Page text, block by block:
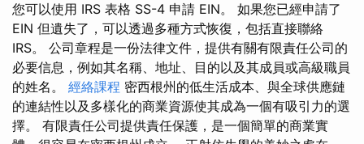
您可以使用 IRS 表格 SS-4 申請 EIN。 如果您已經申請了
EIN 但遺失了，可以透過多種方式恢復，包括直接聯絡
IRS。 公司章程是一份法律文件，提供有關有限責任公司的
必要信息，例如其名稱、地址、目的以及其成員或高級職員
的姓名。 經絡課程 密西根州的低生活成本、與全球供應鏈
的連結性以及多樣化的商業資源使其成為一個有吸引力的選
擇。 有限責任公司提供責任保護，是一個簡單的商業實